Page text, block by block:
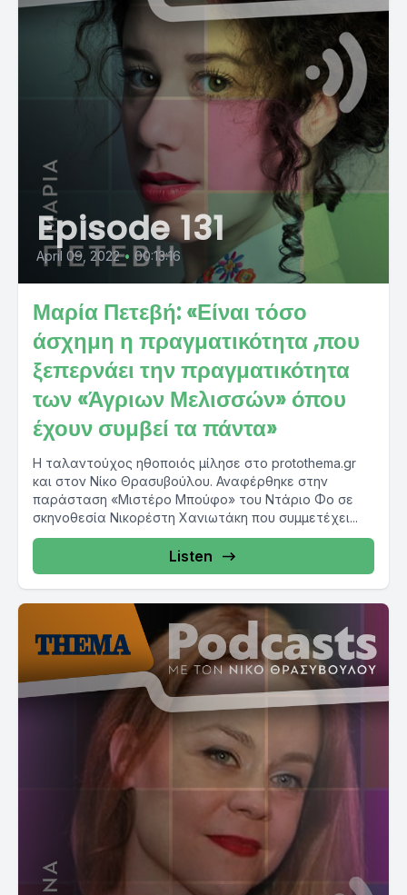
Episode 131
April 09, 2022 • 00:13:16
Μαρία Πετεβή: «Είναι τόσο
άσχημη η πραγματικότητα ,που
ξεπερνάει την πραγματικότητα
των «Άγριων Μελισσών» όπου
έχουν συμβεί τα πάντα»
Η ταλαντούχος ηθοποιός μίλησε στο protothema.gr
και στον Νίκο Θρασυβούλου. Αναφέρθηκε στην
παράσταση «Μιστέρο Μπούφο» του Ντάριο Φο σε
σκηνοθεσία Νικορέστη Χανιωτάκη που συμμετέχει...
Listen